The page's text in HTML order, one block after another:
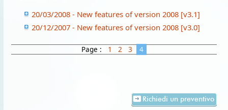
20/03/2008 - New features of version 2008 [v3.1]
20/12/2007 - New features of version 2008 [v3.0]
Page : 1 2 3 4
Richiedi un preventivo